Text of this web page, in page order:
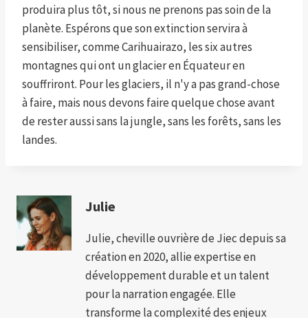
produira plus tôt, si nous ne prenons pas soin de la
planète. Espérons que son extinction servira à
sensibiliser, comme Carihuairazo, les six autres
montagnes qui ont un glacier en Équateur en
souffriront. Pour les glaciers, il n'y a pas grand-chose
à faire, mais nous devons faire quelque chose avant
de rester aussi sans la jungle, sans les forêts, sans les
landes.
Julie
Julie, cheville ouvrière de Jiec depuis sa
création en 2020, allie expertise en
développement durable et un talent
pour la narration engagée. Elle
transforme la complexité des enjeux